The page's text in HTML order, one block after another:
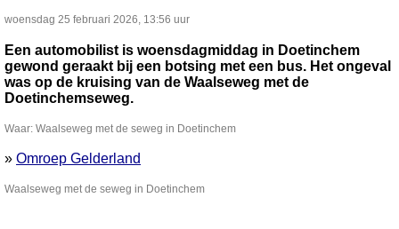
woensdag 25 februari 2026, 13:56 uur
Een automobilist is woensdagmiddag in Doetinchem
gewond geraakt bij een botsing met een bus. Het ongeval
was op de kruising van de Waalseweg met de
Doetinchemseweg.
Waar: Waalseweg met de seweg in Doetinchem
» Omroep Gelderland
Waalseweg met de seweg in Doetinchem